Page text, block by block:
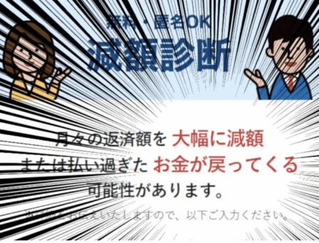
過去に返済しすぎていた場合※は…
100万円単位の
お金が返ってくる
ケースもあるんです！